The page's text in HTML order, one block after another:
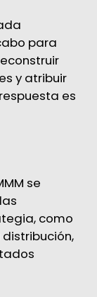
para
y atribuir
es
se
como